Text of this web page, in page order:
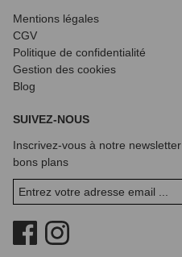
Mentions légales
CGV
Politique de confidentialité
Gestion des cookies
Blog
SUIVEZ-NOUS
Inscrivez-vous à notre
bons plans